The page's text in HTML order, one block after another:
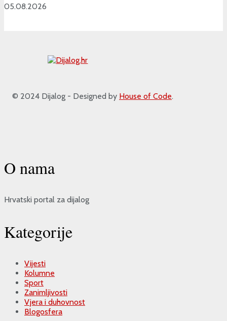
05.08.2026
© 2024 Dijalog - Designed by House of Code.
O nama
Hrvatski portal za dijalog
Kategorije
Vijesti
Kolumne
Sport
Zanimljivosti
Vjera i duhovnost
Blogosfera